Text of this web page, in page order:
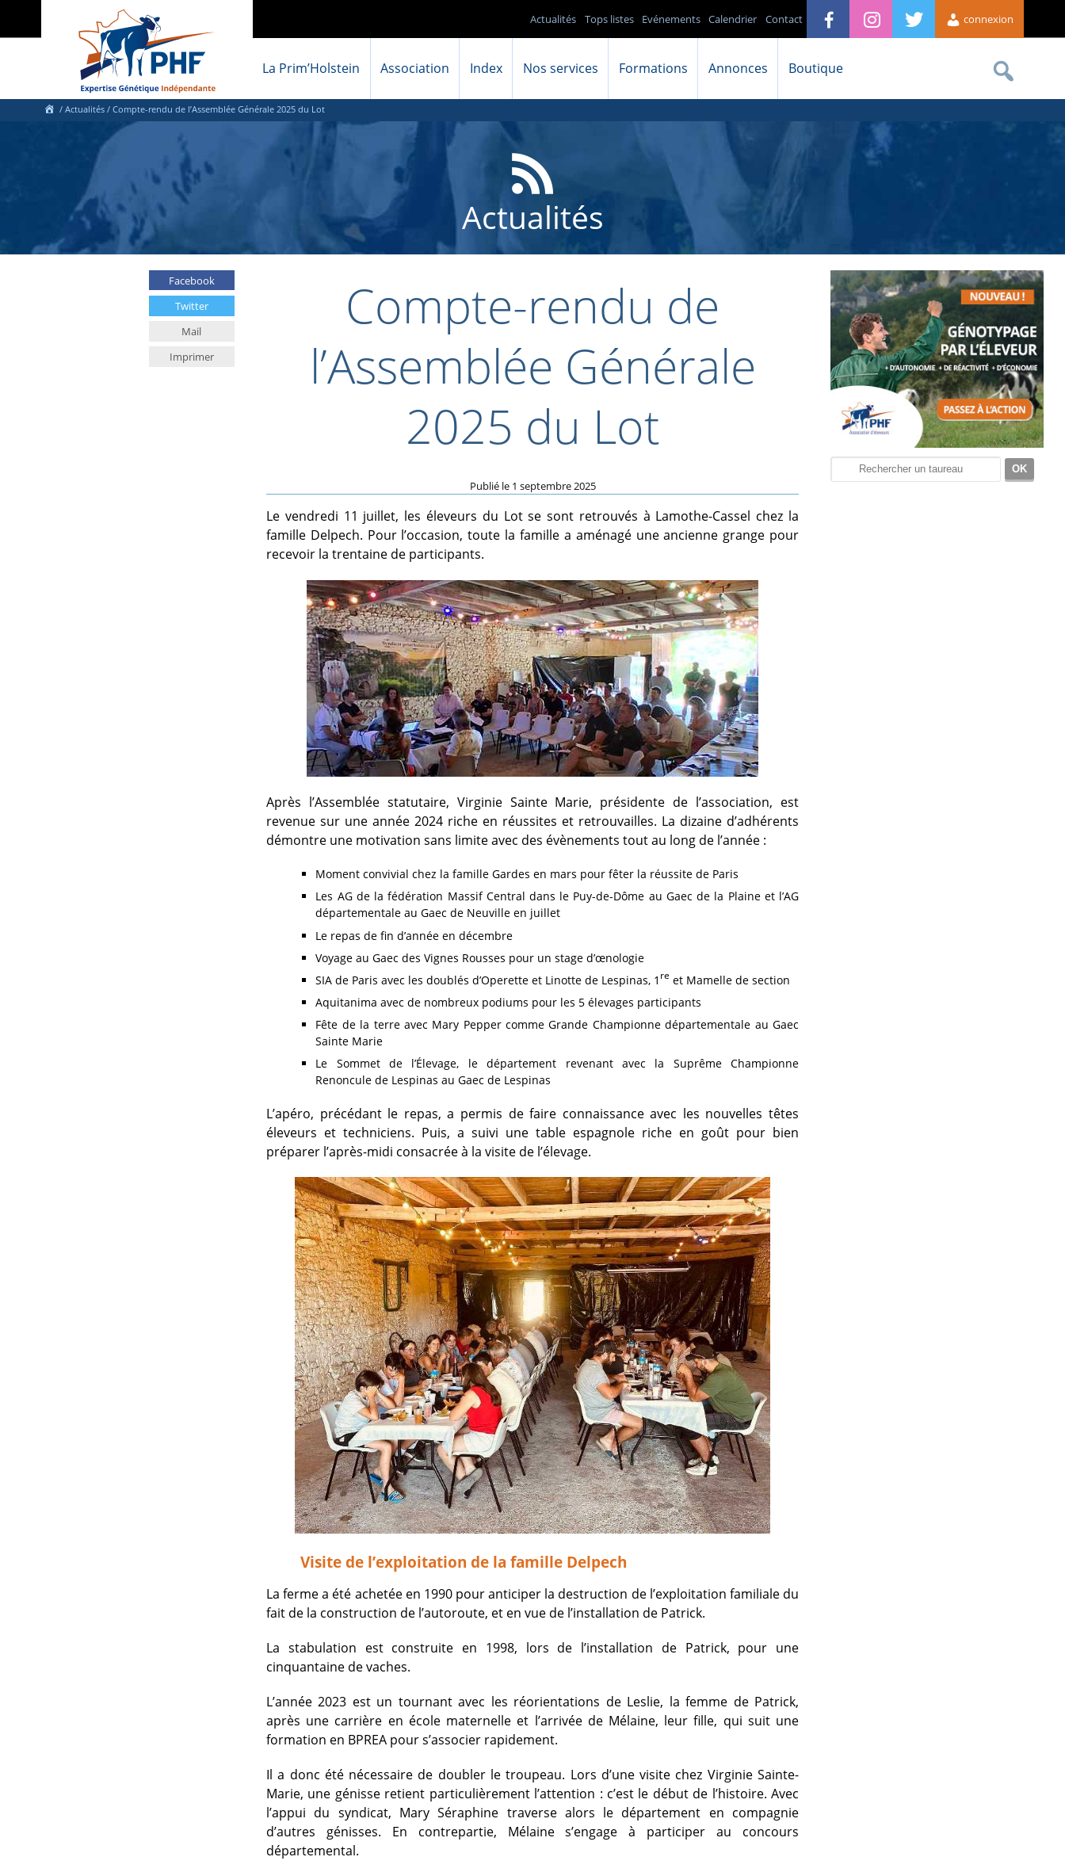
connexion
Contact
Calendrier
Evénements
Tops listes
Actualités
La Prim’Holstein Association Index Nos services Formations Annonces Boutique
/ Actualités / Compte-rendu de l’Assemblée Générale 2025 du Lot
Actualités
Facebook
Twitter
Mail
Imprimer
Compte-rendu de
l’Assemblée Générale
2025 du Lot
Publié le 1 septembre 2025
Le vendredi 11 juillet, les éleveurs du Lot se sont retrouvés à Lamothe-Cassel chez la
famille Delpech. Pour l’occasion, toute la famille a aménagé une ancienne grange pour
recevoir la trentaine de participants.
Après l’Assemblée statutaire, Virginie Sainte Marie, présidente de l’association, est
revenue sur une année 2024 riche en réussites et retrouvailles. La dizaine d’adhérents
démontre une motivation sans limite avec des évènements tout au long de l’année :
Moment convivial chez la famille Gardes en mars pour fêter la réussite de Paris
Les AG de la fédération Massif Central dans le Puy-de-Dôme au Gaec de la Plaine et l’AG
départementale au Gaec de Neuville en juillet
Le repas de fin d’année en décembre
Voyage au Gaec des Vignes Rousses pour un stage d’œnologie
SIA de Paris avec les doublés d’Operette et Linotte de Lespinas, 1 re et Mamelle de section
Aquitanima avec de nombreux podiums pour les 5 élevages participants
Fête de la terre avec Mary Pepper comme Grande Championne départementale au Gaec
Sainte Marie
Le Sommet de l’Élevage, le département revenant avec la Suprême Championne
Renoncule de Lespinas au Gaec de Lespinas
L’apéro, précédant le repas, a permis de faire connaissance avec les nouvelles têtes
éleveurs et techniciens. Puis, a suivi une table espagnole riche en goût pour bien
préparer l’après-midi consacrée à la visite de l’élevage.
Visite de l’exploitation de la famille Delpech
La ferme a été achetée en 1990 pour anticiper la destruction de l’exploitation familiale du
fait de la construction de l’autoroute, et en vue de l’installation de Patrick.
La stabulation est construite en 1998, lors de l’installation de Patrick, pour une
cinquantaine de vaches.
L’année 2023 est un tournant avec les réorientations de Leslie, la femme de Patrick,
après une carrière en école maternelle et l’arrivée de Mélaine, leur fille, qui suit une
formation en BPREA pour s’associer rapidement.
Il a donc été nécessaire de doubler le troupeau. Lors d’une visite chez Virginie Sainte-
Marie, une génisse retient particulièrement l’attention : c’est le début de l’histoire. Avec
l’appui du syndicat, Mary Séraphine traverse alors le département en compagnie
d’autres génisses. En contrepartie, Mélaine s’engage à participer au concours
départemental.